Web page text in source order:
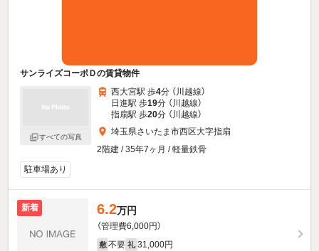
サンライズコーポＤの賃貸物件
すべての写真
西大宮駅 歩4分 （川越線）
日進駅 歩19分 （川越線）
指扇駅 歩20分 （川越線）
埼玉県さいたま市西区大字指扇
2階建 / 35年7ヶ月 / 軽量鉄骨
駐車場あり
新着 6.2万円
（管理費6,000円）
敷 不要 礼 31,000円